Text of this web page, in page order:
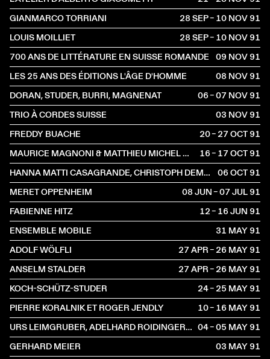
GIANMARCO TORRIANI
28 SEP – 10 NOV1991
LOUIS MOILLIET
28 SEP – 10 NOV1991
700 ANS DE LITTÉRATURE EN SUISSE ROMANDE
09 NOV1991
LES 25 ANS DES ÉDITIONS L'ÂGE D'HOMME
08 NOV1991
DORAN, STUDER, BURRI, MAGNENAT
06 – 07 NOV1991
TRIO À CORDES SUISSE
03 NOV1991
FREDDY BUACHE
20 – 27 OCT1991
MAURICE MAGNONI & MATTHIEU MICHEL QUINTET
16 – 17 OCT1991
HANNA MATTI CASAGRANDE, CHRISTOPH DEMARMELS
06 OCT1991
MERET OPPENHEIM
08 JUN – 07 JUL1991
FABIENNE HITZ
12 – 16 JUN1991
ENSEMBLE MOBILE
31 MAY1991
ADOLF WÖLFLI
27 APR – 26 MAY1991
ANSELM STALDER
27 APR – 26 MAY1991
KOCH-SCHÜTZ-STUDER
24 – 25 MAY1991
PIERRE KORALNIK ET ROGER JENDLY
10 – 16 MAY1991
URS LEIMGRUBER, ADELHARD ROIDINGER ET FRITZ HAUSER 04 – 05 MAY1991
GERHARD MEIER
03 MAY1991